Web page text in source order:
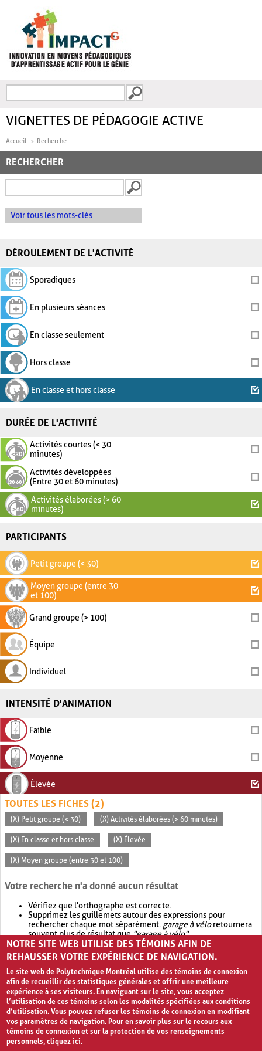
FORMULAIRE DE
VIGNETTES DE PÉDAGOGIE ACTIVE
Accueil Recherche
RECHERCHER
Voir tous les mots-clés
DÉROULEMENT DE L'ACTIVITÉ
Sporadiques
En plusieurs séances
En classe seulement
Hors classe
En classe et hors classe
DURÉE DE L'ACTIVITÉ
Activités courtes (< 30
minutes)
Activités développées
(Entre 30 et 60 minutes)
Activités élaborées (> 60
minutes)
PARTICIPANTS
Petit groupe (< 30)
Moyen groupe (entre 30
et 100)
Grand groupe (> 100)
Équipe
Individuel
INTENSITÉ D'ANIMATION
Faible
Moyenne
Élevée
TOUTES LES FICHES (2)
(X) Petit groupe (< 30) (X) Activités élaborées (> 60 minutes)
(X) En classe et hors classe (X) Élevée
(X) Moyen groupe (entre 30 et 100)
Votre recherche n'a donné aucun résultat
Vérifiez que l'orthographe est correcte.
Supprimez les guillemets autour des expressions pour
rechercher chaque mot séparément. garage à véloretournera
souvent plus de résultat que"garage à vélo".
Envisagez d'élargir votre recherche avec OR.garage OR vélo
retournera souvent plus de résultat quegarage à vélo
NOTRE SITE WEB UTILISE DES TÉMOINS AFIN DE
REHAUSSER VOTRE EXPÉRIENCE DE NAVIGATION.
Le site web de Polytechnique Montréal utilise des témoins de connexion
afin de recueillir des statistiques générales et offrir une meilleure
expérience à ses visiteurs. En naviguant sur le site, vous acceptez
l’utilisation de ces témoins selon les modalités spécifiées aux conditions
d’utilisation. Vous pouvez refuser les témoins de connexion en modifiant
vos paramètres de navigation. Pour en savoir plus sur le recours aux
témoins de connexion et sur la protection de vos renseignements
personnels,cliquez ici.